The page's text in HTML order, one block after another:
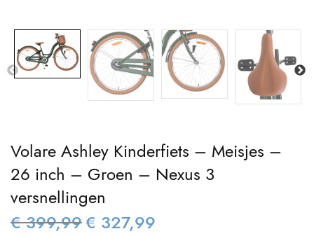
Volare Ashley Kinderfiets – Meisjes –
26 inch – Groen – Nexus 3
versnellingen
€399,99 Oorspronkelijke
€ 327,99